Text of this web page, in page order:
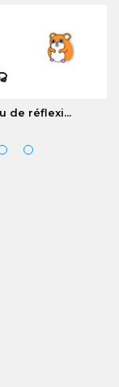
de réflexi...